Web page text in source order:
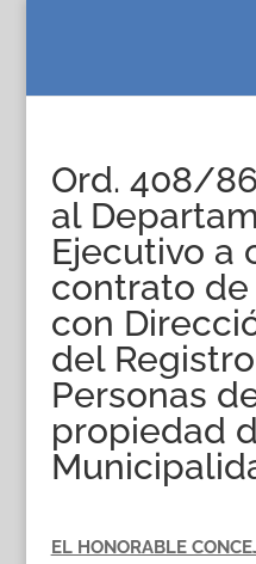
Ord. 408/
al
Ejecutivo a
contrato
con
del
Personas
propiedad
EL HONORABLE